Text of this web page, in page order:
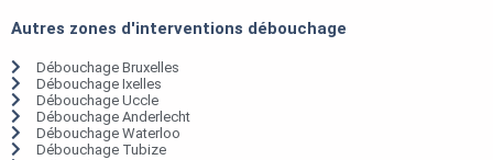
Autres zones d'interventions débouchage
Débouchage Bruxelles
Débouchage Ixelles
Débouchage Uccle
Débouchage Anderlecht
Débouchage Waterloo
Débouchage Tubize